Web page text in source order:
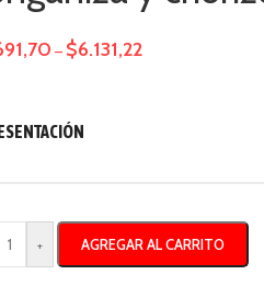
– $6.131,22
+ AGREGAR AL CARRITO